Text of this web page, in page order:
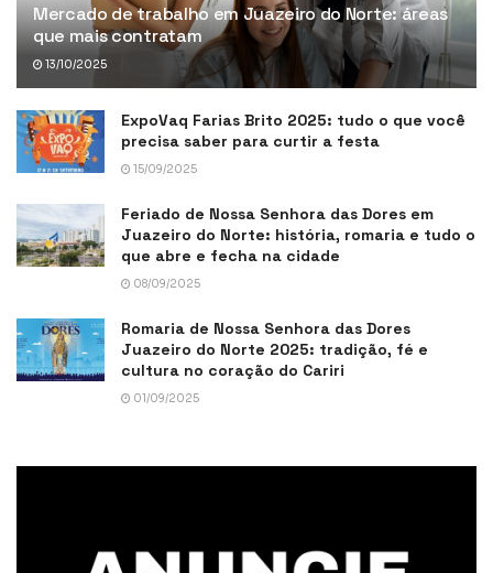
Mercado de trabalho em Juazeiro do Norte: áreas
que mais contratam
13/10/2025
ExpoVaq Farias Brito 2025: tudo o que você
precisa saber para curtir a festa
15/09/2025
Feriado de Nossa Senhora das Dores em
Juazeiro do Norte: história, romaria e tudo o
que abre e fecha na cidade
08/09/2025
Romaria de Nossa Senhora das Dores
Juazeiro do Norte 2025: tradição, fé e
cultura no coração do Cariri
01/09/2025